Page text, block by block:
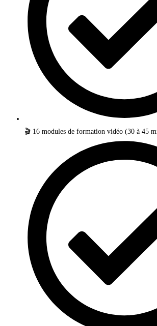
🎬 16 modules de formation vidéo (30 à 45